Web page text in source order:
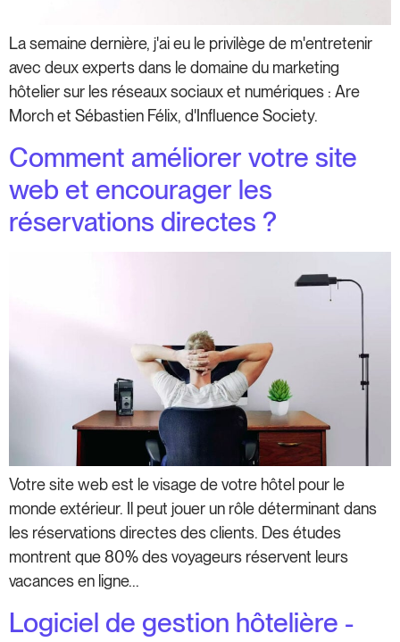
La semaine dernière, j'ai eu le privilège de m'entretenir
avec deux experts dans le domaine du marketing
hôtelier sur les réseaux sociaux et numériques : Are
Morch et Sébastien Félix, d'Influence Society.
Comment améliorer votre site
web et encourager les
réservations directes ?
Votre site web est le visage de votre hôtel pour le
monde extérieur. Il peut jouer un rôle déterminant dans
les réservations directes des clients. Des études
montrent que 80% des voyageurs réservent leurs
vacances en ligne...
Logiciel de gestion hôtelière -